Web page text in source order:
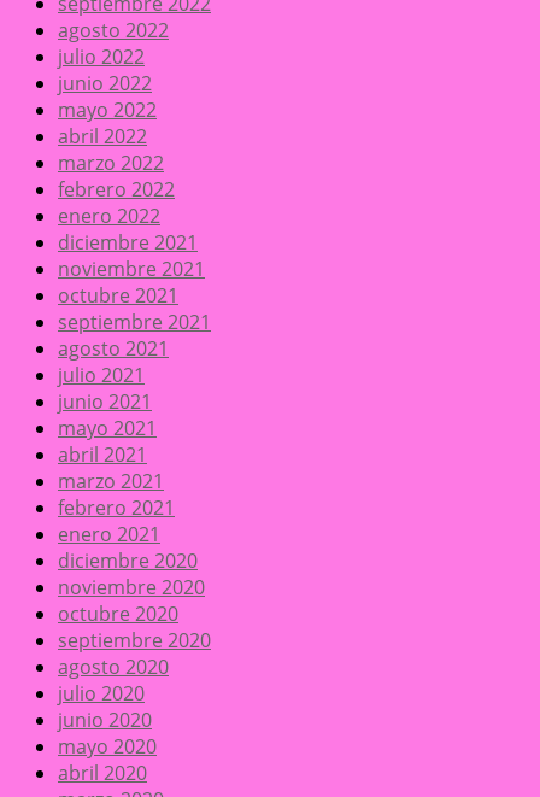
agosto 2022
julio 2022
junio 2022
mayo 2022
abril 2022
marzo 2022
febrero 2022
enero 2022
diciembre 2021
noviembre 2021
octubre 2021
septiembre 2021
agosto 2021
julio 2021
junio 2021
mayo 2021
abril 2021
marzo 2021
febrero 2021
enero 2021
diciembre 2020
noviembre 2020
octubre 2020
septiembre 2020
agosto 2020
julio 2020
junio 2020
mayo 2020
abril 2020